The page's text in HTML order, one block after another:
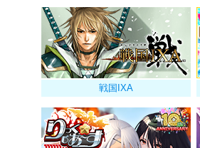
戦国IXA